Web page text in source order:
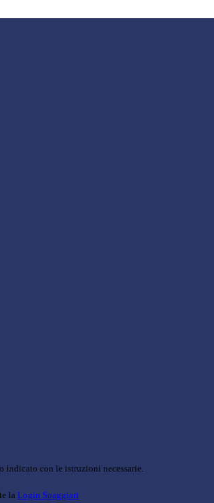
indicato con le istruzioni necessarie.
la Login Spaggiari